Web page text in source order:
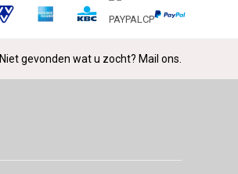
Niet gevonden wat u zocht? Mail ons.